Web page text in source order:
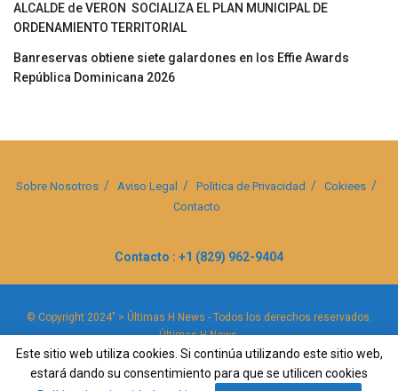
ALCALDE de VERON SOCIALIZA EL PLAN MUNICIPAL DE
ORDENAMIENTO TERRITORIAL
Banreservas obtiene siete galardones en los Effie Awards
República Dominicana 2026
Sobre Nosotros Aviso Legal Politica de Privacidad
Cokiees
Contacto
Contacto : +1 (829) 962-9404
© Copyright 2024" > Últimas H News - Todos los derechos reservados.
Últimas H News.
Este sitio web utiliza cookies. Si continúa utilizando este sitio web,
estará dando su consentimiento para que se utilicen cookies